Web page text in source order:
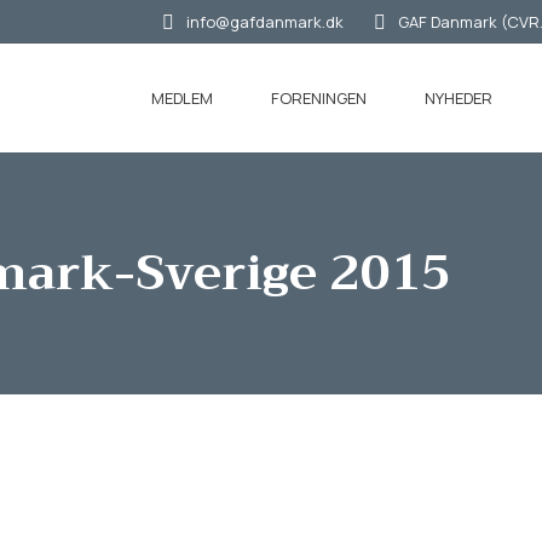
info@gafdanmark.dk GAF Danmark
MEDLEM FORENINGEN NYHEDER
Sverige 2015